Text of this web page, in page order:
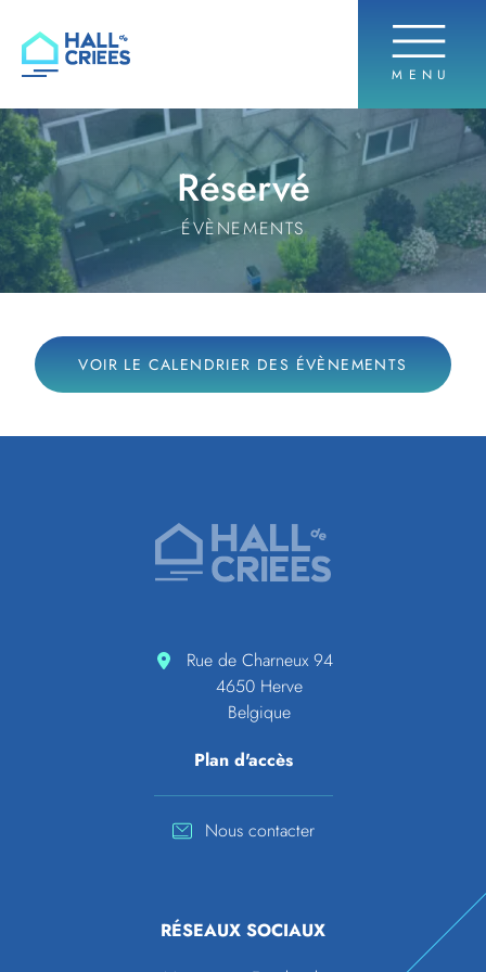
OUVRIR
MENU
Hall de criées
Réservé
ÉVÈNEMENTS
VOIR LE CALENDRIER DES ÉVÈNEMENTS
Accueil de Hall de criées
Rue de Charneux 94
4650 Herve
Belgique
Plan d'accès
Nous contacter
RÉSEAUX SOCIAUX